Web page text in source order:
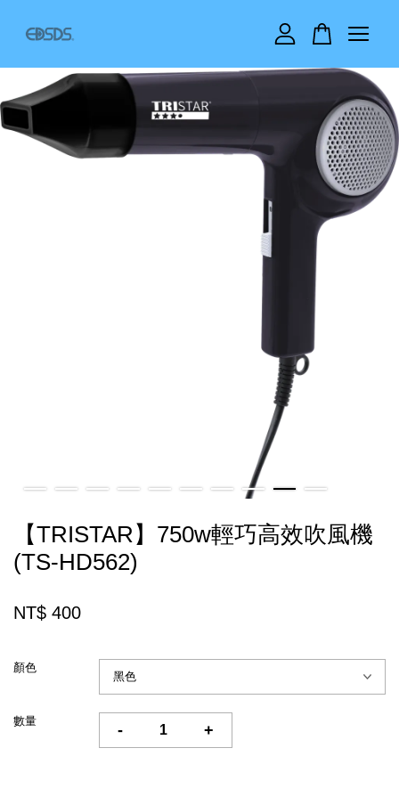
【TRISTAR】750w輕巧高效吹風機
(TS-HD562)
NT$ 400
顏色
數量
- +
您的購物車目前還是空的。
繼續購物